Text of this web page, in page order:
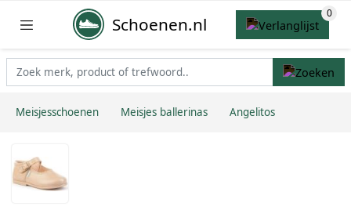
Schoenen.nl
Meisjesschoenen Meisjes ballerinas Angelitos